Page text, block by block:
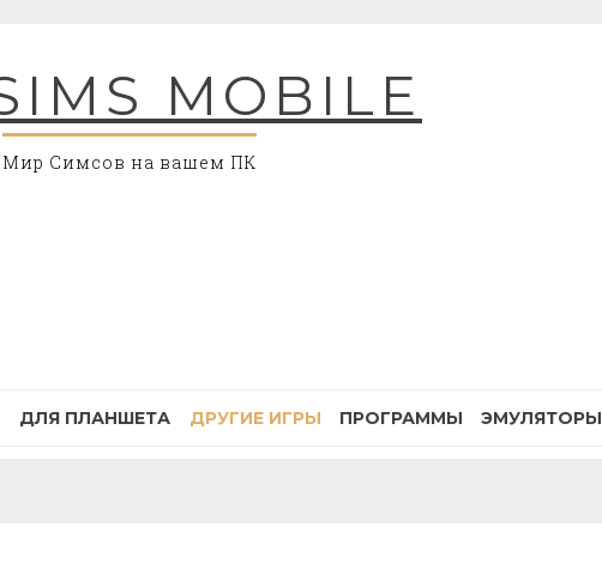
MOBILE
Мир Симсов на вашем ПК
ДЛЯ ПЛАНШЕТА ДРУГИЕ ИГРЫ ПРОГРАММЫ ЭМУЛЯТОРЫ